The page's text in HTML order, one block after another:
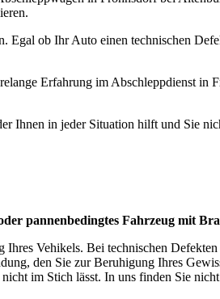
ob Ihr Auto einen technischen
Erfahrung im Abschleppdienst
Ihnen in jeder Situation hilft und Sie
pannenbedingtes Fahrzeug mit
Vehikels. Bei technischen
den Sie zur Beruhigung Ihres
im Stich lässt. In uns finden Sie